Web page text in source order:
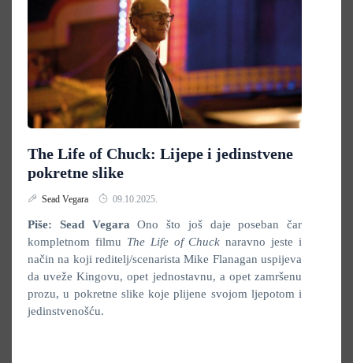
The Life of Chuck: Lijepe i jedinstvene
pokretne slike
Sead Vegara 09.10.2025.
Piše: Sead Vegara Ono što još daje poseban čar
kompletnom filmu The Life of Chucknaravno jeste i
način na koji reditelj/scenarista Mike Flanagan uspijeva
da uveže Kingovu, opet jednostavnu, a opet zamršenu
prozu, u pokretne slike koje plijene svojom ljepotom i
jedinstvenošću.